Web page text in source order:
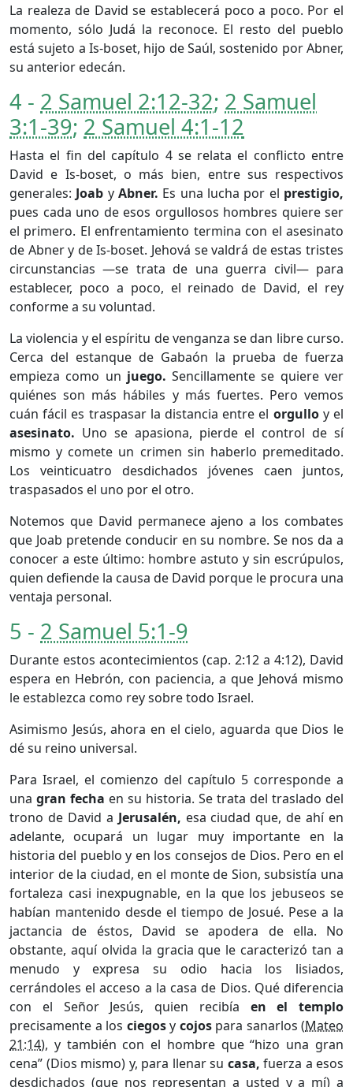
La realeza de David se establecerá poco a poco. Por el
momento, sólo Judá la reconoce. El resto del pueblo
está sujeto a Is-boset, hijo de Saúl, sostenido por Abner,
su anterior edecán.
4 - 2 Samuel 2:12-32; 2 Samuel
3:1-39; 2 Samuel 4:1-12
Hasta el fin del capítulo 4 se relata el conflicto entre
David e Is-boset, o más bien, entre sus respectivos
generales: Joab yAbner. Es una lucha por el prestigio,
pues cada uno de esos orgullosos hombres quiere ser
el primero. El enfrentamiento termina con el asesinato
de Abner y de Is-boset. Jehová se valdrá de estas tristes
circunstancias —se trata de una guerra civil— para
establecer, poco a poco, el reinado de David, el rey
conforme a su voluntad.
La violencia y el espíritu de venganza se dan libre curso.
Cerca del estanque de Gabaón la prueba de fuerza
empieza como un juego. Sencillamente se quiere ver
quiénes son más hábiles y más fuertes. Pero vemos
cuán fácil es traspasar la distancia entre el orgulloy el
asesinato. Uno se apasiona, pierde el control de sí
mismo y comete un crimen sin haberlo premeditado.
Los veinticuatro desdichados jóvenes caen juntos,
traspasados el uno por el otro.
Notemos que David permanece ajeno a los combates
que Joab pretende conducir en su nombre. Se nos da a
conocer a este último: hombre astuto y sin escrúpulos,
quien defiende la causa de David porque le procura una
ventaja personal.
5 - 2 Samuel 5:1-9
Durante estos acontecimientos (cap. 2:12 a 4:12), David
espera en Hebrón, con paciencia, a que Jehová mismo
le establezca como rey sobre todo Israel.
Asimismo Jesús, ahora en el cielo, aguarda que Dios le
dé su reino universal.
Para Israel, el comienzo del capítulo 5 corresponde a
una gran fecha en su historia. Se trata del traslado del
trono de David a Jerusalén, esa ciudad que, de ahí en
adelante, ocupará un lugar muy importante en la
historia del pueblo y en los consejos de Dios. Pero en el
interior de la ciudad, en el monte de Sion, subsistía una
fortaleza casi inexpugnable, en la que los jebuseos se
habían mantenido desde el tiempo de Josué. Pese a la
jactancia de éstos, David se apodera de ella. No
obstante, aquí olvida la gracia que le caracterizó tan a
menudo y expresa su odio hacia los lisiados,
cerrándoles el acceso a la casa de Dios. Qué diferencia
con el Señor Jesús, quien recibía en el templo
precisamente a los ciegosy cojospara sanarlos (Mateo
21:14), y también con el hombre que “hizo una gran
cena” (Dios mismo) y, para llenar su casa, fuerza a esos
desdichados (que nos representan a usted y a mí) a